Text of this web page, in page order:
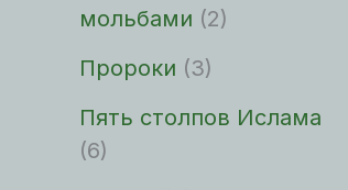
мольбами (2)
Пророки (3)
Пять столпов Ислама
(6)